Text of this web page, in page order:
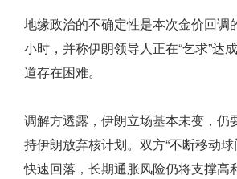
地缘政治的不确定性是本次金价回
小时，并称伊朗领导人正在“乞求”
道存在困难。
调解方透露，伊朗立场基本未变，
持伊朗放弃核计划。双方“不断移动
快速回落，长期通胀风险仍将支撑高